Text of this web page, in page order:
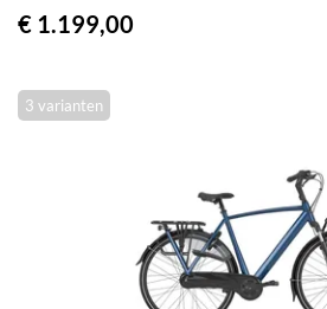
€ 1.199,00
3 varianten